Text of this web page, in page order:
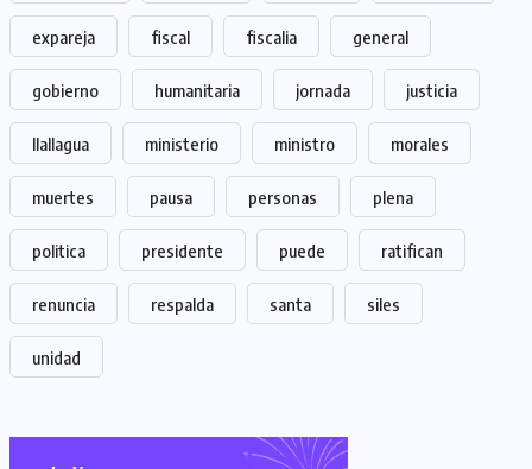
expareja fiscal fiscalia general
gobierno humanitaria jornada justicia
llallagua ministerio ministro morales
muertes pausa personas plena
politica presidente puede ratifican
renuncia respalda santa siles
unidad